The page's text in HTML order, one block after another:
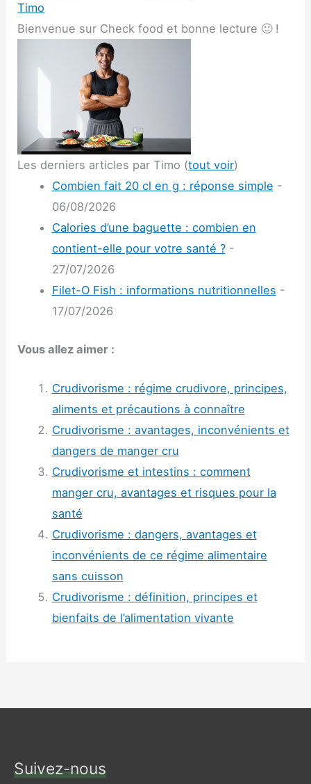
Timo
Bienvenue sur Check food et bonne lecture 🙂 !
Les derniers articles par Timo (tout voir)
Combien fait 20 cl en g : réponse simple -
06/08/2026
Calories d’une baguette : combien en
contient-elle pour votre santé ?-
27/07/2026
Filet-O Fish : informations nutritionnelles -
17/07/2026
Vous allez aimer :
Crudivorisme : régime crudivore, principes,
aliments et précautions à connaître
Crudivorisme : avantages, inconvénients et
dangers de manger cru
Crudivorisme et intestins : comment
manger cru, avantages et risques pour la
santé
Crudivorisme : dangers, avantages et
inconvénients de ce régime alimentaire
sans cuisson
Crudivorisme : définition, principes et
bienfaits de l’alimentation vivante
Suivez-nous